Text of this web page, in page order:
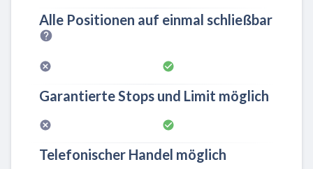
Alle Positionen auf einmal schließbar
Garantierte Stops und Limit möglich
Telefonischer Handel möglich